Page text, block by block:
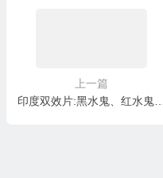
上一篇
印度双效片:黑水鬼、红水鬼和红魔有什么不同?哪个更好?